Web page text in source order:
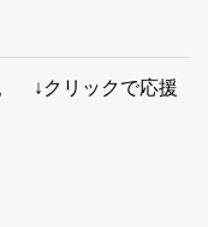
↓クリックで応援